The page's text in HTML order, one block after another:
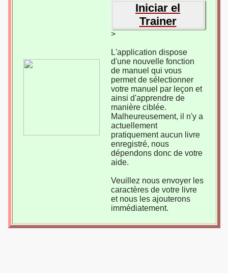
Iniciar el
Trainer
>
L'application dispose
d'une nouvelle fonction
de manuel qui vous
permet de sélectionner
votre manuel par leçon et
ainsi d'apprendre de
manière ciblée.
Malheureusement, il n'y a
actuellement
pratiquement aucun livre
enregistré, nous
dépendons donc de votre
aide.
Veuillez nous envoyer les
caractères de votre livre
et nous les ajouterons
immédiatement.